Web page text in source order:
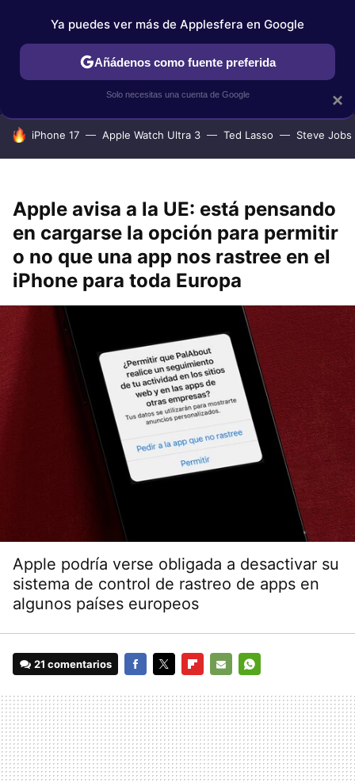
IPHONE TUTORIALES APPLESFERA SELECCIÓN
HOY SE HABLA DE
iPhone 17 Apple Watch Ultra 3 Ted Lasso Steve Jobs
Apple avisa a la UE: está pensando
en cargarse la opción para permitir
o no que una app nos rastree en el
iPhone para toda Europa
Apple podría verse obligada a desactivar su
sistema de control de rastreo de apps en
algunos países europeos
21 comentarios
MAIL
×
Ya puedes ver más de Applesfera en Google
Añádenos como fuente preferida
Solo necesitas una cuenta de Google